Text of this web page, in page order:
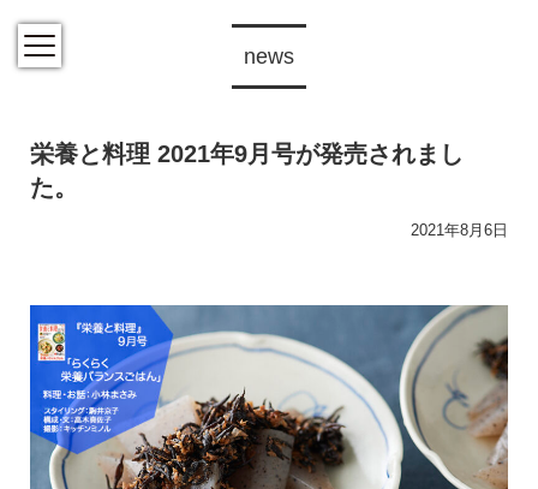
news
栄養と料理 2021年9月号が発売されまし
た。
2021年8月6日